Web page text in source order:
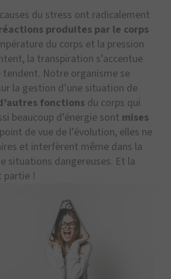
du stress ont radicalement
produites par le corps
du corps et la pression
la transpiration s’accentue
tendent. Notre organisme se
la gestion d’une situation de
fonctionsdu corps qui
beaucoup d’énergie sont mises
de vue de l’évolution, elles ne
et interfèrent même dans la
situations dangereuses. Et la
partie !